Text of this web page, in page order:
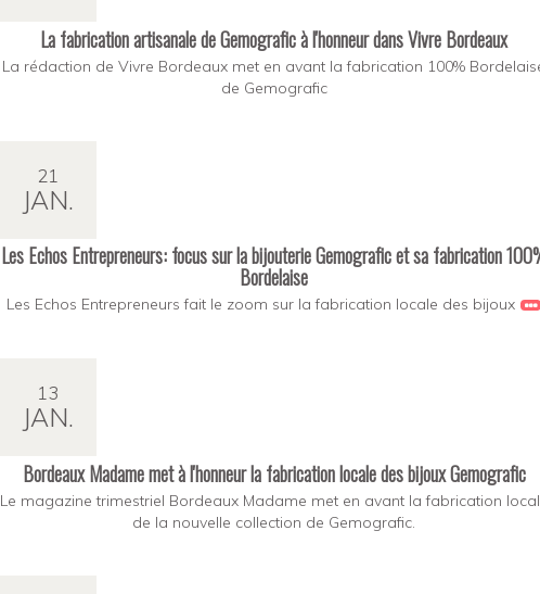
La fabrication artisanale de Gemografic à l'honneur dans Vivre Bordeaux
La rédaction de Vivre Bordeaux met en avant la fabrication 100%
de Gemografic
21
JAN.
Les Echos Entrepreneurs: focus sur la bijouterie Gemografic et sa fabrication
Bordelaise
Les Echos Entrepreneurs fait le zoom sur la fabrication locale des bijoux
13
JAN.
Bordeaux Madame met à l'honneur la fabrication locale des bijoux Gemografic
Le magazine trimestriel Bordeaux Madame met en avant la fabrication
de la nouvelle collection de Gemografic.